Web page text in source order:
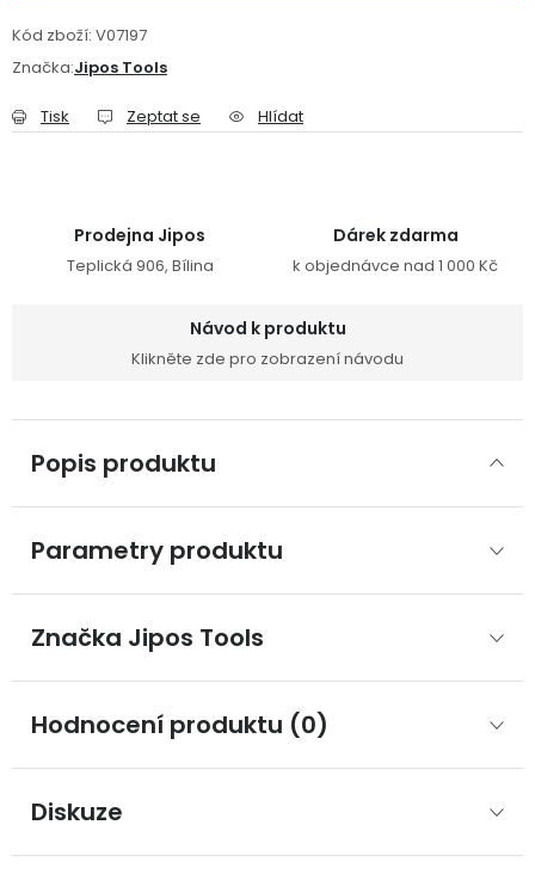
Podmínky ochrany osobních údajů
Kód zboží: V07197
Značka:Jipos Tools
Tisk Zeptat se Hlídat
Prodejna Jipos
Teplická 906, Bílina
Dárek zdarma
k objednávce nad 1 000 Kč
Návod k produktu
Klikněte zde pro zobrazení návodu
Popis produktu
Parametry produktu
Značka Jipos Tools
Hodnocení produktu (0)
Diskuze